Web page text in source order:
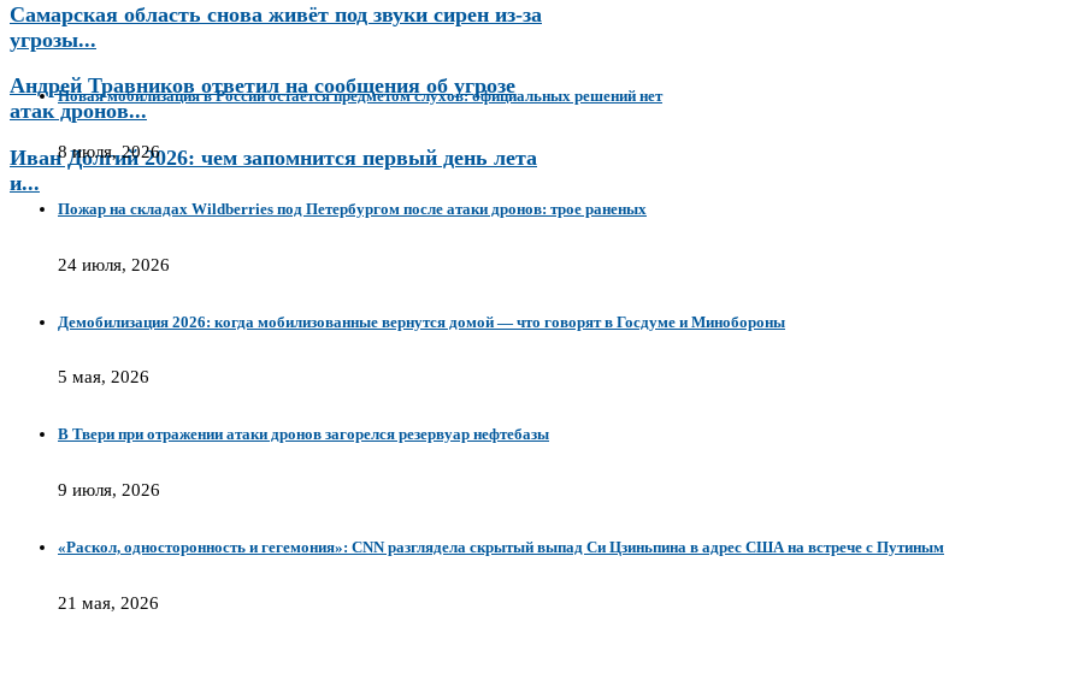
Самарская область снова живёт под звуки сирен из-за
угрозы...
Андрей Травников ответил на сообщения об угрозе
атак дронов...
Иван Долгий 2026: чем запомнится первый день лета
и...
Новая мобилизация в России остаётся предметом слухов: официальных решений нет
8 июля, 2026
Пожар на складах Wildberries под Петербургом после атаки дронов: трое раненых
24 июля, 2026
Демобилизация 2026: когда мобилизованные вернутся домой — что говорят в Госдуме и Минобороны
5 мая, 2026
В Твери при отражении атаки дронов загорелся резервуар нефтебазы
9 июля, 2026
«Раскол, односторонность и гегемония»: CNN разглядела скрытый выпад Си Цзиньпина в адрес США на встрече с Путиным
21 мая, 2026